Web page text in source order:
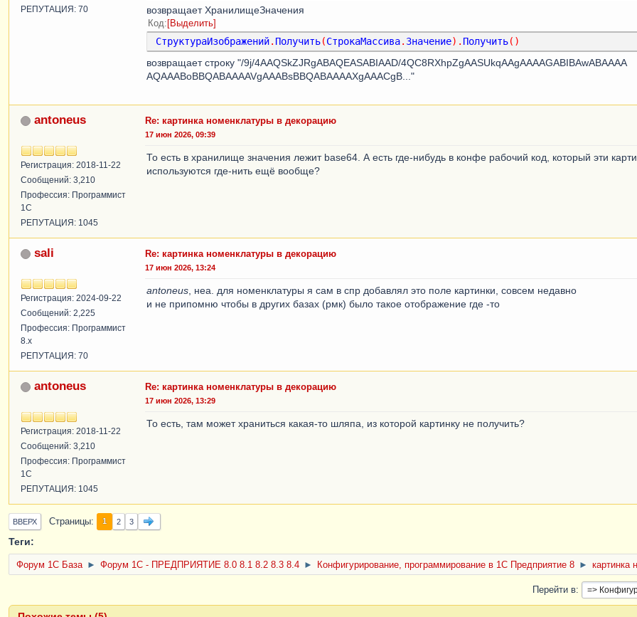
РЕПУТАЦИЯ: 70
возвращает ХранилищеЗначения
Код Выделить
СтруктураИзображений. Получить(СтрокаМассива. Значение). Получить()
возвращает строку "/9j/4AAQSkZJRgABAQEASABIAAD/4QC8RXhpZgAASUkqAAgAAAAGABIBAwABAAAA
AQAAABoBBQABAAAAVgAAABsBBQABAAAAXgAAACgB..."
antoneus
Регистрация: 2018-11-22
Сообщений: 3,210
Профессия: Программист
1С
РЕПУТАЦИЯ: 1045
Re: картинка номенклатуры в декорацию
17 июн 2026, 09:39
То есть в хранилище значения лежит base64. А есть где-нибудь в конфе рабочий код, который эти
используются где-нить ещё вообще?
sali
Регистрация: 2024-09-22
Сообщений: 2,225
Профессия: Программист
8.x
РЕПУТАЦИЯ: 70
Re: картинка номенклатуры в декорацию
17 июн 2026, 13:24
antoneus , неа. для номенклатуры я сам в спр добавлял это поле картинки, совсем недавно
и не припомню чтобы в других базах (рмк) было такое отображение где -то
antoneus
Регистрация: 2018-11-22
Сообщений: 3,210
Профессия: Программист
1С
РЕПУТАЦИЯ: 1045
Re: картинка номенклатуры в декорацию
17 июн 2026, 13:29
То есть, там может храниться какая-то шляпа, из которой картинку не получить?
ВВЕРХ Страницы 1 2 3
Теги:
Форум 1C База ► Форум 1С - ПРЕДПРИЯТИЕ 8.0 8.1 8.2 8.3 8.4 ► Конфигурирование, программирование в 1С Предприятие 8 ► картинка
Перейти в